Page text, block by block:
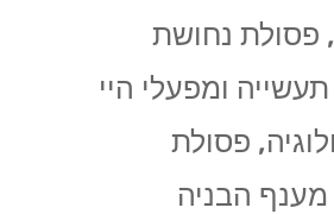
פסולת נחושת
ומפעלי היי
פסולת
הבניה